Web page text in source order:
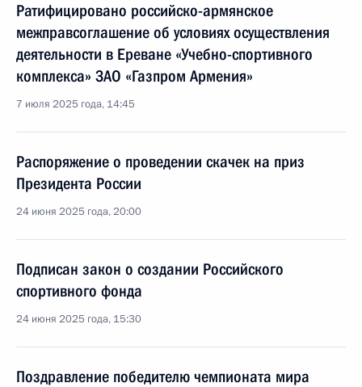
Ратифицировано российско-армянское
межправсоглашение об условиях осуществления
деятельности в Ереване «Учебно-спортивного
комплекса» ЗАО «Газпром Армения»
7 июля 2025 года, 14:45
Распоряжение о проведении скачек на приз
Президента России
24 июня 2025 года, 20:00
Подписан закон о создании Российского
спортивного фонда
24 июня 2025 года, 15:30
Поздравление победителю чемпионата мира